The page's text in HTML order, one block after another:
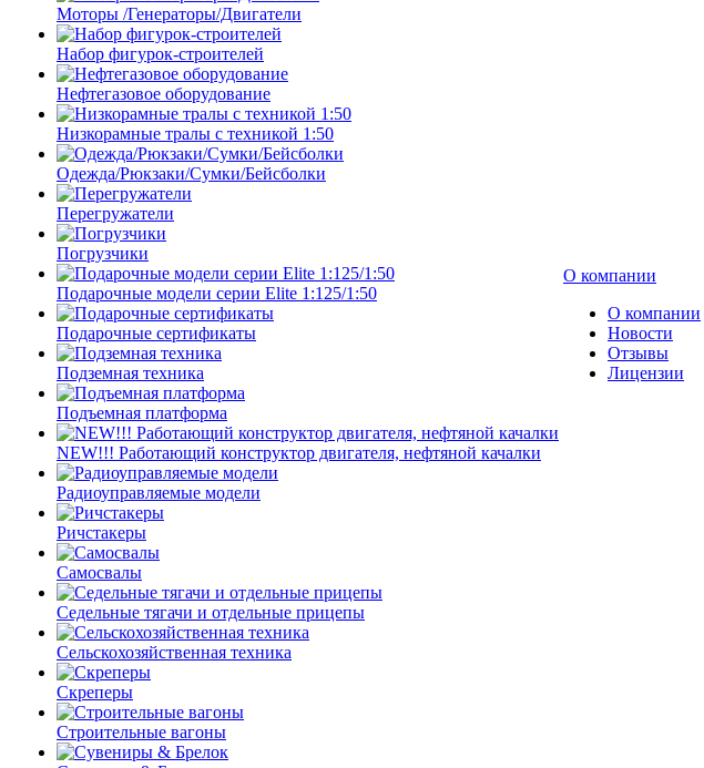
Моторы /Генераторы/Двигатели
Набор фигурок-строителей
Нефтегазовое оборудование
Низкорамные тралы с техникой 1:50
Одежда/Рюкзаки/Сумки/Бейсболки
Перегружатели
Погрузчики
Подарочные модели серии Elite 1:125/1:50
Подарочные сертификаты
Подземная техника
Подъемная платформа
NEW!!! Работающий конструктор двигателя, нефтяной качалки
Радиоуправляемые модели
Ричстакеры
Самосвалы
Седельные тягачи и отдельные прицепы
Сельскохозяйственная техника
Скреперы
Строительные вагоны
О компании
О компании
Новости
Отзывы
Лицензии